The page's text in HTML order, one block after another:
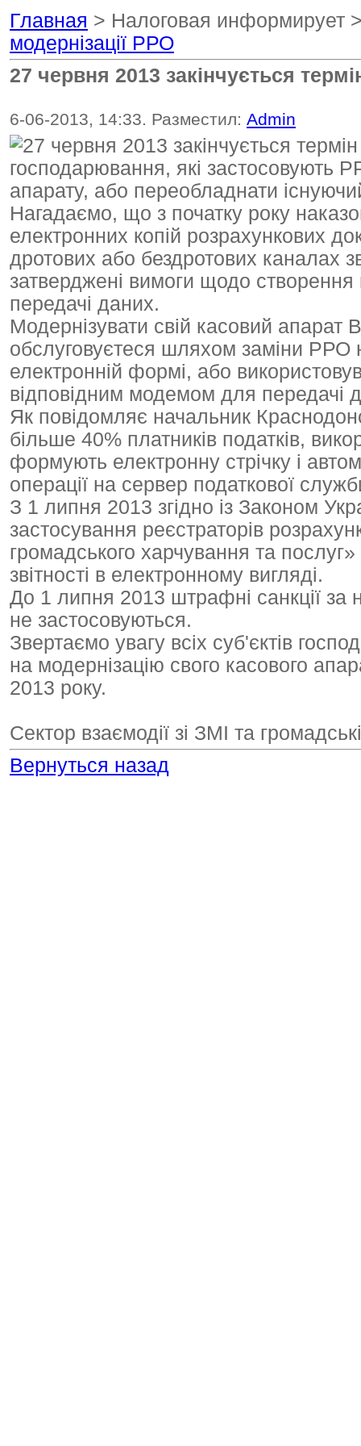
Главная > Налоговая информирует
модернізації РРО
27 червня 2013 закінчується
6-06-2013, 14:33. Разместил: Admin
господарювання, які застосовують
апарату, або переобладнати
Нагадаємо, що з початку року
електронних копій розрахункових
дротових або бездротових каналах
затверджені вимоги щодо
передачі даних.
Модернізувати свій касовий апарат
обслуговуєтеся шляхом заміни РРО
електронній формі, або
відповідним модемом для передачі
Як повідомляє начальник
більше 40% платників податків,
формують електронну стрічку і
операції на сервер податкової
З 1 липня 2013 згідно із Законом
застосування реєстраторів
громадського харчування та
звітності в електронному вигляді.
До 1 липня 2013 штрафні санкції за
не застосовуються.
Звертаємо увагу всіх суб'єктів
на модернізацію свого касового
2013 року.
Сектор взаємодії зі ЗМІ та
Вернуться назад